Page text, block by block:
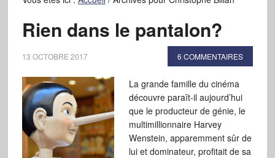
Rien dans le pantalon?
13 OCTOBRE 2017 6 COMMENTAIRES
La grande famille du cinéma
découvre paraît-il aujourd’hui
que le producteur de génie, le
multimillionnaire Harvey
Wenstein, apparemment sûr de
lui et dominateur, profitait de sa